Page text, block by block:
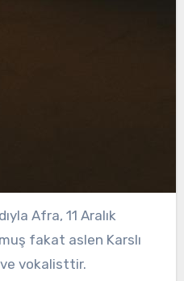
Afra, 11 Aralık
fakat aslen Karslı
vokalisttir.